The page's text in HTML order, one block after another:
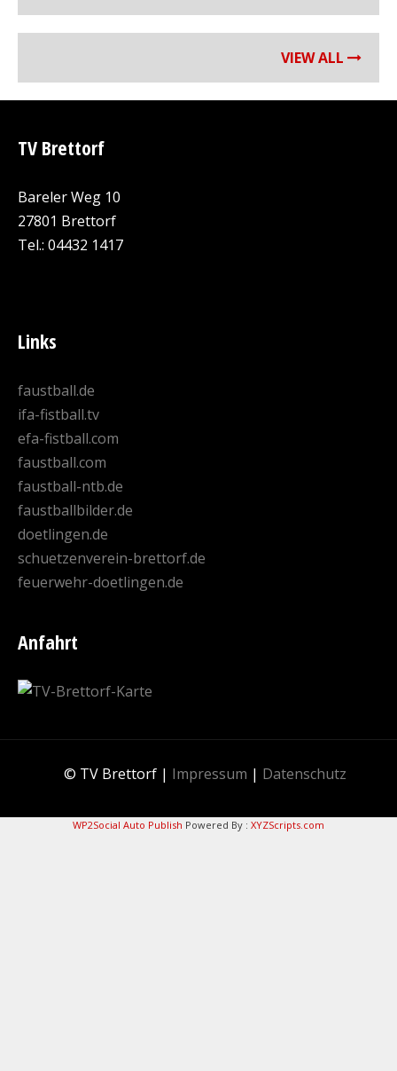
VIEW ALL
TV Brettorf
Bareler Weg 10
27801 Brettorf
Tel.: 04432 1417
Links
faustball.de
ifa-fistball.tv
efa-fistball.com
faustball.com
faustball-ntb.de
faustballbilder.de
doetlingen.de
schuetzenverein-brettorf.de
feuerwehr-doetlingen.de
Anfahrt
© TV Brettorf | Impressum | Datenschutz
WP2Social Auto Publish Powered By : XYZScripts.com